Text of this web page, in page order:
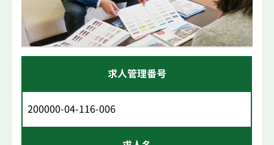
求人管理番号
200000-04-116-006